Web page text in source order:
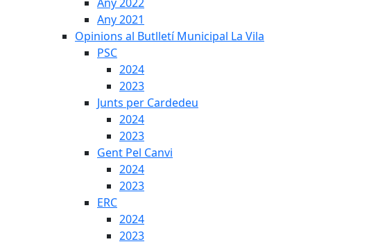
Any 2021
Opinions al Butlletí Municipal La Vila
PSC
2024
2023
Junts per Cardedeu
2024
2023
Gent Pel Canvi
2024
2023
ERC
2024
2023